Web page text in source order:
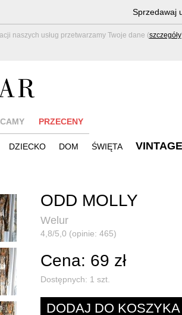
naszych usług przetwarzamy Twoje dane (szczegóły
Sprzedawaj
PRZECENY
DZIECKO DOM ŚWIĘTA VINTAGE
ODD MOLLY
Welur
4,8/5,0 (opinie: 465)
Cena: 69 zł
Dostępnych: 1 szt.